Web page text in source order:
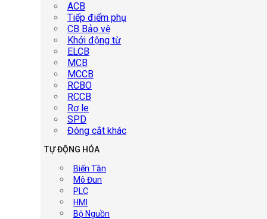
ACB
Tiếp điểm phụ
CB Bảo vệ
Khởi động từ
ELCB
MCB
MCCB
RCBO
RCCB
Rơ le
SPD
Đóng cắt khác
TỰ ĐỘNG HÓA
Biến Tần
Mô Đun
PLC
HMI
Bộ Nguồn